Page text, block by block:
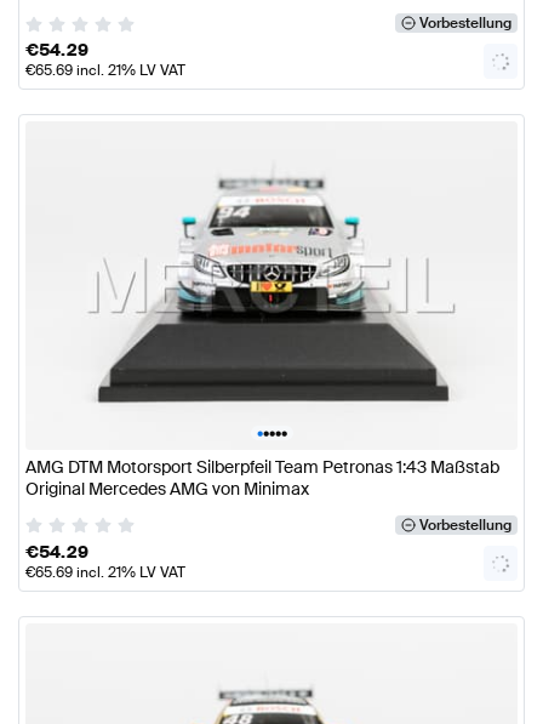
Vorbestellung
€54.29
€65.69incl. 21% LV VAT
•••••
AMG DTM Motorsport Silberpfeil Team Petronas 1:43 Maßstab
Original Mercedes AMG von Minimax
Vorbestellung
€54.29
€65.69incl. 21% LV VAT